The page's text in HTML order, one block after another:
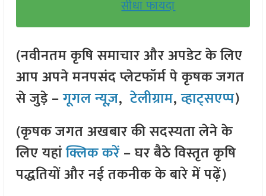
सीधा फायदा
(नवीनतम कृषि समाचार और अपडेट के लिए
आप अपने मनपसंद प्लेटफॉर्म पे कृषक जगत
से जुड़े –गूगल न्यूज़,टेलीग्राम,व्हाट्सएप्प)
(कृषक जगत अखबार की सदस्यता लेने के
लिए यहांक्लिक करें– घर बैठे विस्तृत कृषि
पद्धतियों और नई तकनीक के बारे में पढ़ें)